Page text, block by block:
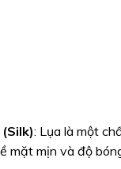
: Lụa là một
mặt mịn và độ